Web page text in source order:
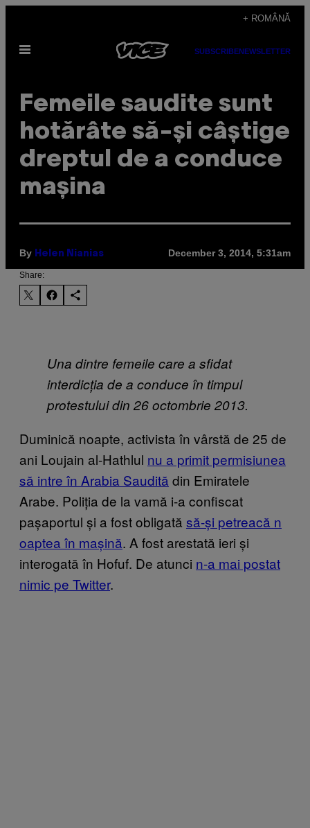
content
+ ROMÂNĂ
Open
SUBSCRIBENEWSLETTER
​Femeile saudite sunt
hotărâte să-și câștige
dreptul de a conduce
mașina
By Helen Nianias December 3, 2014, 5:31am
Share:
Una dintre femeile care a sfidat
interdicția de a conduce în timpul
protestului din 26 octombrie 2013.
Duminică noapte, activista în vârstă de 25 de
ani Loujain al-Hathlul nu a p​rimit permisiunea
să intre în Arabia Saudită din Emiratele
Arabe. Poliția de la vamă i-a confiscat
pașaportul și a fost obligată să-și petreacă n​
oaptea în mașină. A fost arestată ieri și
interogată în Hofuf. De atunci n-a mai postat
nimic​ pe Tw​itter.